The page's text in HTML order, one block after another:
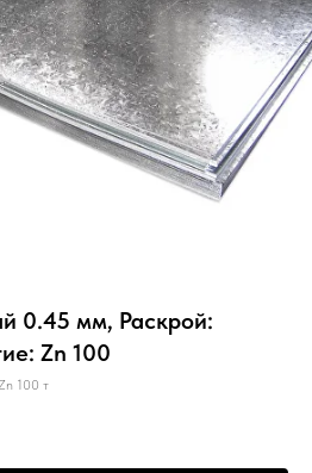
0.45 мм, Раскрой:
Zn 100
100 т